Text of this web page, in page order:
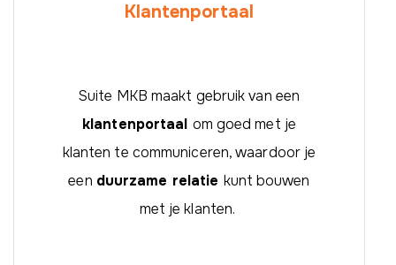
Klantenportaal
Suite MKB maakt gebruik van een
klantenportaal om goed met je
klanten te communiceren, waardoor je
een duurzame relatie kunt bouwen
met je klanten.